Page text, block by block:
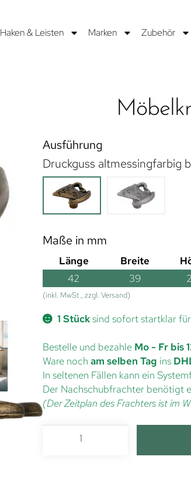
Haken & Leisten Marken Zubehör
Ausführung
Druckguss altmessingfarbig
Maße in mm
Länge Breite
42
39
(inkl. MwSt., zzgl. Versand)
1 Stücksind sofort startklar
Bestelle und bezahle Mo - Fr bis
Ware noch am selben Tag ins
In seltenen Fällen kann ein
Der Nachschubfrachter benötigt
(Der Zeitplan des Frachters ist im